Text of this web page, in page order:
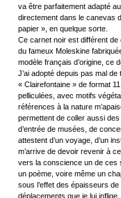
va être parfaitement adapté
directement dans le canevas
papier », en quelque sorte.
Ce carnet noir est différent de
du fameux Moleskine
modèle français d’origine, ce
J’ai adopté depuis pas mal
« Clairefontaine » de format
pelliculées, avec motifs
références à la nature
permettent de coller aussi
d’entrée de musées, de
attestent d’un voyage, d’un
m’arrive de devoir revenir à
vers la conscience un de ces
un poème, voire même un
sous l’effet des épaisseurs
déplacements que je lui